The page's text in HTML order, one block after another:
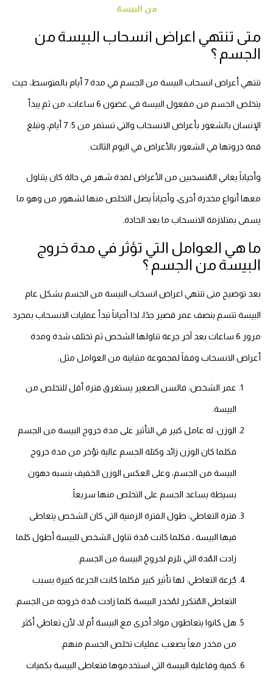
من البيسة
متى تنتهي اعراض انسحاب البيسة من
الجسم ؟
تنتهي أعراض انسحاب البيسة من الجسم في مدة 7 أيام بالمتوسط، حيث
يتخلص الجسم من مفعول البيسة في غضون 6 ساعات، من ثم يبدأ
الإنسان بالشعور بأعراض الانسحاب والتي تستمر من 5: 7 أيام، وتبلغ
قمة ذروتها في الشعور بالأعراض في اليوم الثالث.
وأحياناً يعاني المُنسحبين من الأعراض لمدة شهر في حالة كان يتناول
معها أنواع مخدرة أخرى، وأحياناً يصل التخلص منها لشهور من وهو ما
يسمى بمتلازمة الانسحاب ما بعد الحادة.
ما هي العوامل التي تؤثر في مدة خروج
البيسة من الجسم ؟
بعد توضيح متى تنتهي اعراض انسحاب البيسة من الجسم بشكل عام
البيسة تتسم بنصف عمر قصير جدًا، لذا أحياناً تبدأ عمليات الانسحاب بمجرد
مرور 6 ساعات بعد آخر جرعة تناولها الشخص ثم تختلف شدة ومدة
أعراض الانسحاب وفقاً لمجموعة متباينة من العوامل مثل:
عمر الشخص: فالسن الصغير يستغرق فترة أقل للتخلص من
البيسة.
الوزن: له عامل كبير في التأثير على مدة خروج البيسة من الجسم
فكلما كان الوزن زائد وكتلة الجسم عالية تؤخر من مدة خروج
البيسة من الجسم، وعلى العكس الوزن الخفيف بنسبه دهون
بسيطة يساعد الجسم على التخلص منها سريعاً.
فترة التعاطي: طول الفترة الزمنية التي كان الشخص يتعاطى
فيها البيسة ، فكلما كانت مُدة تناول الشخص للبيسة أطول كلما
زادت المُدة التي تلزم لخروج البيسة من الجسم.
جُرعة التعاطي: لها تأثير كبير فكلما كانت الجرعة كبيرة بسبب
التعاطي المُتكرر لمُخدر البيسة كلما زادت مُدة خروجه من الجسم.
هل كانوا يتعاطون مواد أخرى مع البيسة أم لا، لأن تعاطي أكثر
من مخدر معاً يصعب عمليات تخلص الجسم منهم.
كمية وفاعلية البيسة التي استخدموها فتعاطى البيسة بكميات